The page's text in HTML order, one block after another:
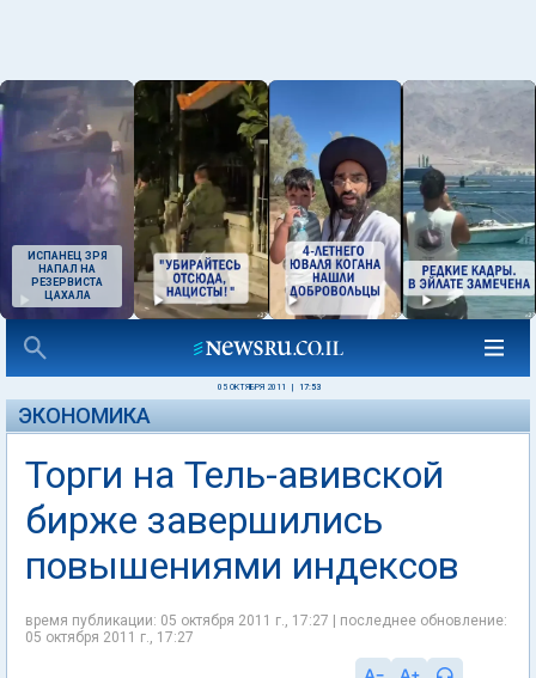
ИСПАНЕЦ ЗРЯ
НАПАЛ НА
РЕЗЕРВИСТА
ЦАХАЛА
05 ОКТЯБРЯ 2011 17:53
ЭКОНОМИКА
Торги на Тель-авивской
бирже завершились
повышениями индексов
время публикации: 05 октября 2011 г., 17:27 | последнее обновление:
05 октября 2011 г., 17:27